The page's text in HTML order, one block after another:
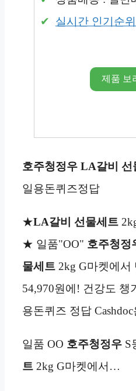
실시간 인기순위
제품 보
호주청정우 LA갈비 선
일용돈퀴즈정답
★LA갈비 선물세트
★ 일품"OO" 호주청정
물세트 2kg G마켓에서
54,970원에! 건강도 챙
용돈퀴즈 정답
일품 OO 호주청정우 S
트 2kg G마켓에서…